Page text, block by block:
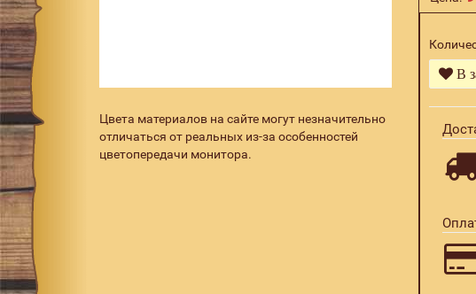
Цвета материалов на сайте могут незначительно
отличаться от реальных из-за особенностей
цветопередачи монитора.
В